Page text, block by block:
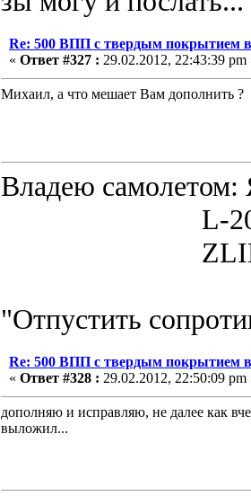
Re: 500 ВПП с твердым покрытием
« Ответ #327 : 29.02.2012, 22:43:39 pm
Михаил, а что мешает Вам дополнить ?
Владею
L-200D
ZLIN 526
"Отпустить
Re: 500 ВПП с твердым покрытием
« Ответ #328 : 29.02.2012, 22:50:09 pm
дополняю и исправляю, не далее как
выложил...